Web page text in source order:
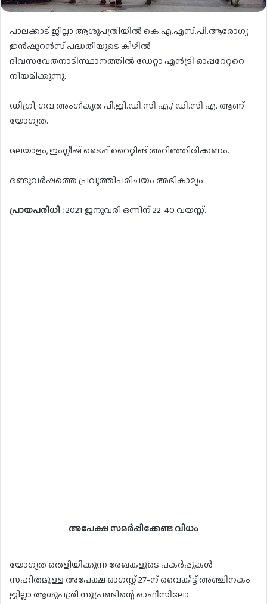
പാലക്കാട് ജില്ലാ ആശുപത്രിയിൽ കെ.എ.എസ്.പി.ആരോഗ്യ
ഇൻഷുറൻസ് പദ്ധതിയുടെ കീഴിൽ
ദിവസവേതനാടിസ്ഥാനത്തിൽ ഡേറ്റാ എൻട്രി ഓപ്പറേറ്ററെ
നിയമിക്കുന്നു.
ഡിഗ്രി, ഗവ.അംഗീകൃത പി.ജി.ഡി.സി.എ./ ഡി.സി.എ. ആണ്
യോഗ്യത.
മലയാളം, ഇംഗ്ലീഷ് ടൈപ്പ് റൈറ്റിങ് അറിഞ്ഞിരിക്കണം.
രണ്ടുവർഷത്തെ പ്രവൃത്തിപരിചയം അഭികാമ്യം.
പ്രായപരിധി :2021 ജനുവരി ഒന്നിന് 22-40 വയസ്സ്.
അപേക്ഷ സമർപ്പിക്കേണ്ട വിധം
യോഗ്യത തെളിയിക്കുന്ന രേഖകളുടെ പകർപ്പുകൾ
സഹിതമുള്ള അപേക്ഷ ഓഗസ്റ്റ് 27-ന് വൈകീട്ട് അഞ്ചിനകം
ജില്ലാ ആശുപത്രി സൂപ്രണ്ടിന്റെ ഓഫീസിലോ